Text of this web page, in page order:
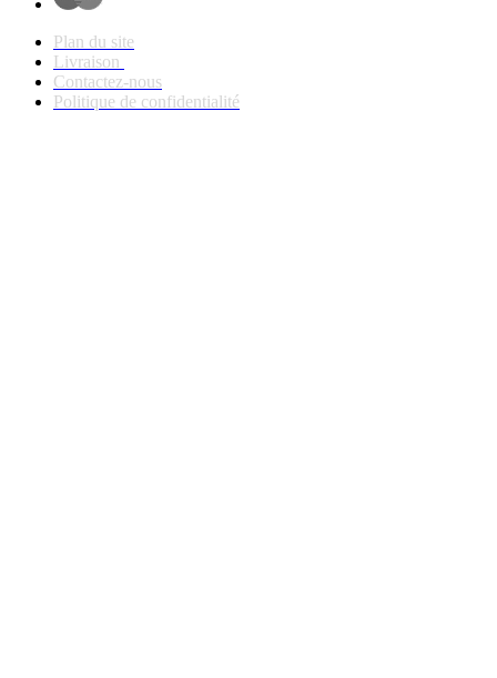
Plan du site
Livraison
Contactez-nous
Politique de confidentialité